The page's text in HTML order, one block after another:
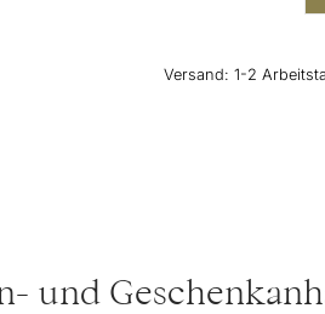
Herzen”
Versand:1-2
und